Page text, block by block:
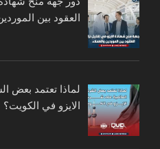
العقود بين
لماذا تعتمد بعض
الايزو في الكويت؟